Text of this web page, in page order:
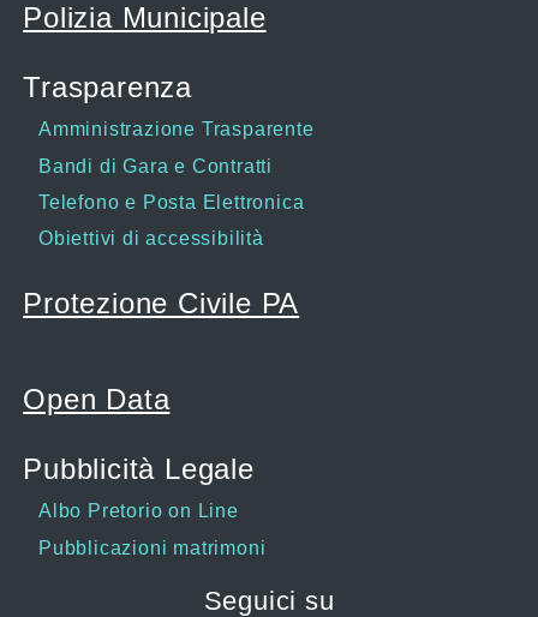
Polizia Municipale
Trasparenza
Amministrazione Trasparente
Bandi di Gara e Contratti
Telefono e Posta Elettronica
Obiettivi di accessibilità
Protezione Civile PA
Open Data
Pubblicità Legale
Albo Pretorio on Line
Pubblicazioni matrimoni
Seguici su